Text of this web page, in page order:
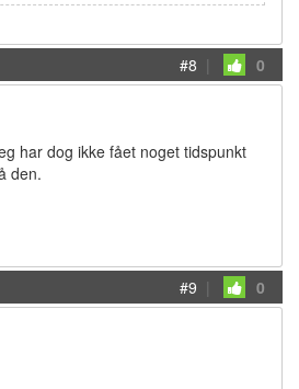
#8 | 0
har dog ikke fået noget tidspunkt
den.
#9 | 0